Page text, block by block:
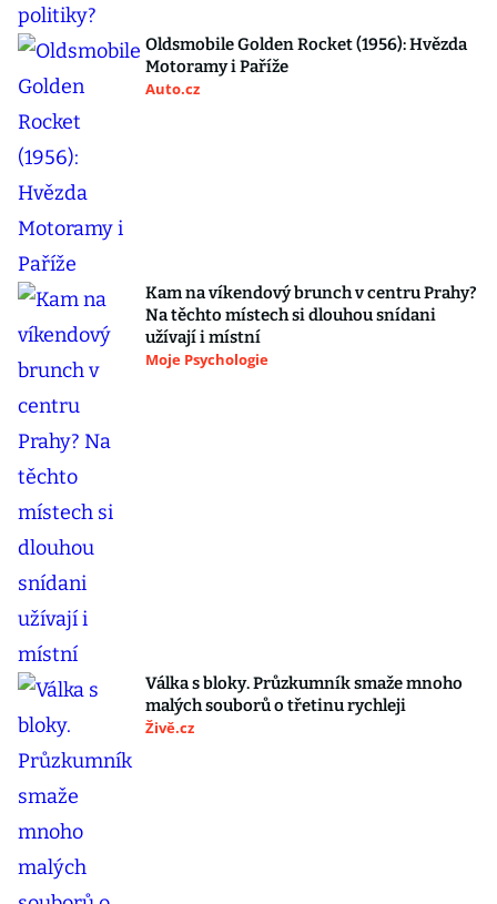
Oldsmobile Golden Rocket (1956): Hvězda
Motoramy i Paříže
Auto.cz
Kam na víkendový brunch v centru Prahy?
Na těchto místech si dlouhou snídani
užívají i místní
Moje Psychologie
Válka s bloky. Průzkumník smaže mnoho
malých souborů o třetinu rychleji
Živě.cz